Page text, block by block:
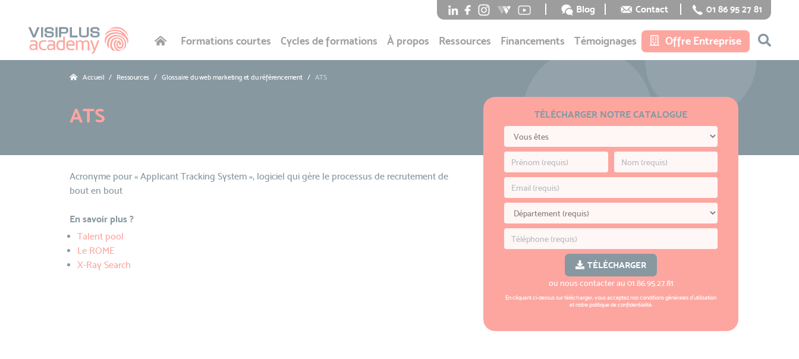
Blog Contact 01 86 95 27 81
Formations courtes Cycles de formations À propos Ressources Financements Témoignages Offre Entreprise
Accueil Ressources Glossaire du web marketing et du référencement ATS
ATS TÉLÉCHARGER NOTRE CATALOGUE
TÉLÉCHARGER
ou nous contacter au 01.86.95.27.81
En cliquant ci-dessus sur télécharger, vous acceptez nosconditions générales d'utilisation
et notrepolitique de confidentialité.
Acronyme pour « Applicant Tracking System », logiciel qui gère le processus de recrutement de
bout en bout
En savoir plus ?
Talent pool
Le ROME
X-Ray Search